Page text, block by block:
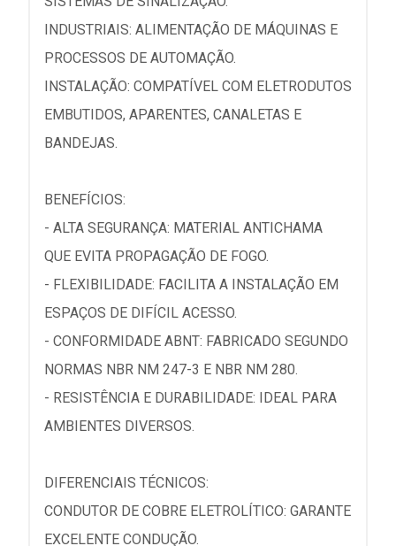
INDUSTRIAIS: ALIMENTAÇÃO DE MÁQUINAS E
PROCESSOS DE AUTOMAÇÃO.
INSTALAÇÃO: COMPATÍVEL COM ELETRODUTOS
EMBUTIDOS, APARENTES, CANALETAS E
BANDEJAS.
BENEFÍCIOS:
- ALTA SEGURANÇA: MATERIAL ANTICHAMA
QUE EVITA PROPAGAÇÃO DE FOGO.
- FLEXIBILIDADE: FACILITA A INSTALAÇÃO EM
ESPAÇOS DE DIFÍCIL ACESSO.
- CONFORMIDADE ABNT: FABRICADO SEGUNDO
NORMAS NBR NM 247-3 E NBR NM 280.
- RESISTÊNCIA E DURABILIDADE: IDEAL PARA
AMBIENTES DIVERSOS.
DIFERENCIAIS TÉCNICOS:
CONDUTOR DE COBRE ELETROLÍTICO: GARANTE
EXCELENTE CONDUÇÃO.